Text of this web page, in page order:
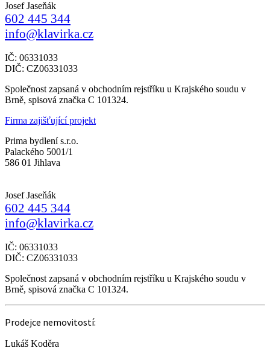
Josef Jaseňák
602 445 344
info@klavirka.cz
IČ: 06331033
DIČ: CZ06331033
Společnost zapsaná v obchodním rejstříku u Krajského soudu v
Brně, spisová značka C 101324.
Firma zajišťující projekt
Prima bydlení s.r.o.
Palackého 5001/1
586 01 Jihlava
Josef Jaseňák
602 445 344
info@klavirka.cz
IČ: 06331033
DIČ: CZ06331033
Společnost zapsaná v obchodním rejstříku u Krajského soudu v
Brně, spisová značka C 101324.
Prodejce nemovitostí:
Lukáš Koděra